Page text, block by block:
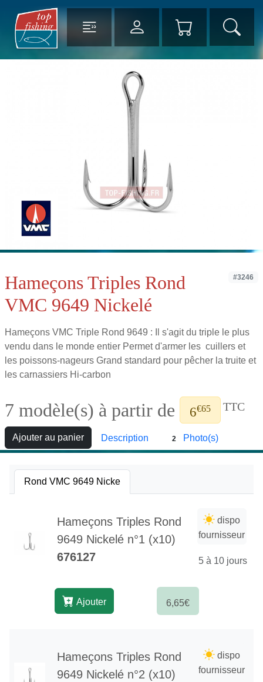
#3246
Hameçons Triples Rond
VMC 9649 Nickelé
Hameçons VMC Triple Rond 9649 : Il s'agit du triple le plus
vendu dans le monde entier Permet d'armer les cuillers et
les poissons-nageurs Grand standard pour pêcher la truite et
les carnassiers Hi-carbon
7 modèle(s) à partir de 6€65 TTC
Ajouter au panier Description 2 Photo(s)
Rond VMC 9649 Nicke
Hameçons Triples Rond
9649 Nickelé n°1 (x10)
676127
dispo
fournisseur
5 à 10 jours
6,65€
Ajouter
Hameçons Triples Rond
9649 Nickelé n°2 (x10)
dispo
fournisseur